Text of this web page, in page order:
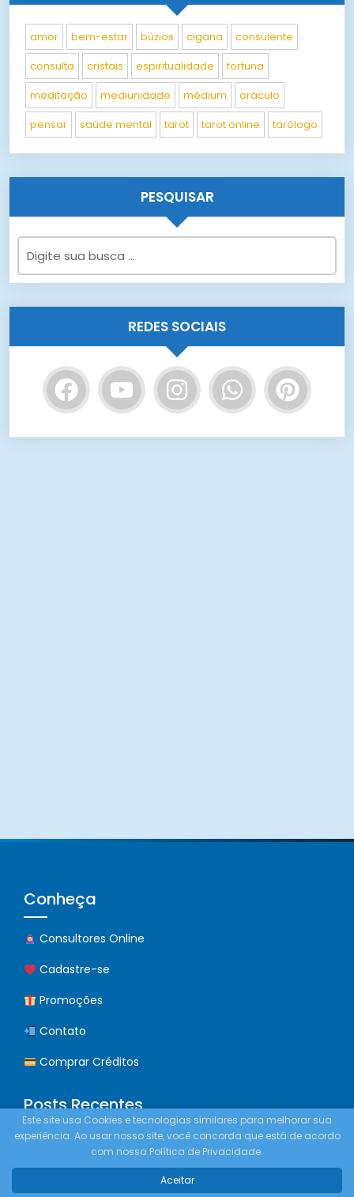
amor bem-estar búzios cigana consulente
consulta cristais espiritualidade fortuna
meditação mediunidade médium oráculo
pensar saúde mental tarot tarot online tarólogo
PESQUISAR
REDES SOCIAIS
Conheça
Consultores Online
Cadastre-se
Promoções
Contato
Comprar Créditos
Posts Recentes
Consulta Online com Especialistas Espirituais: Como
Guia Completo do Atendimento Espiritual Sigiloso
Este site usa Cookies e tecnologias similares para melhorar sua
experiência. Ao usar nosso site, você concorda que está de acordo
com nossa Política de Privacidade.
Aceitar